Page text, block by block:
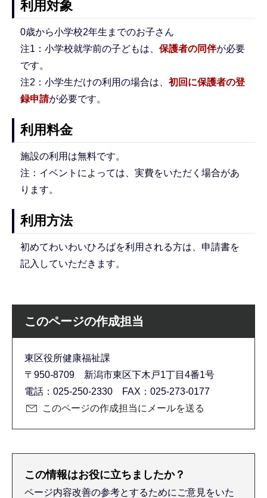
利用対象
0歳から小学校2年生までのお子さん
注1：小学校就学前の子どもは、 保護者の同伴が必要
です。
注2：小学生だけの利用の場合は、 初回に保護者の登
録申請が必要です。
利用料金
施設の利用は無料です。
注：イベントによっては、実費をいただく場合があ
ります。
利用方法
初めてわいわいひろばを利用される方は、申請書を
記入していただきます。
このページの作成担当
東区役所健康福祉課
〒950-8709 新潟市東区下木戸1丁目4番1号
電話：025-250-2330 FAX：025-273-0177
このページの作成担当にメールを送る
この情報はお役に立ちましたか？
ページ内容改善の参考とするためにご意見をいた